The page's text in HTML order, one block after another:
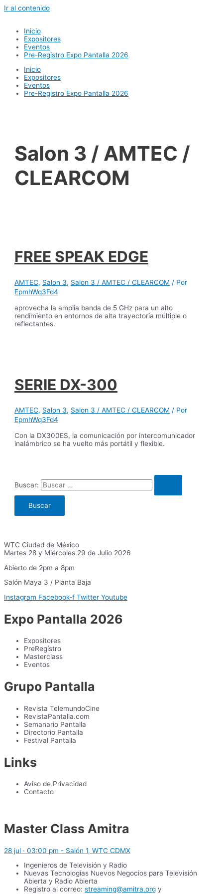
Ir al contenido
Inicio
Expositores
Eventos
Pre-Registro Expo Pantalla 2026
Inicio
Expositores
Eventos
Pre-Registro Expo Pantalla 2026
Salon 3 / AMTEC /
CLEARCOM
FREE SPEAK EDGE
AMTEC, Salon 3, Salon 3 / AMTEC / CLEARCOM / Por
EpmhWq3Fd4
aprovecha la amplia banda de 5 GHz para un alto
rendimiento en entornos de alta trayectoria múltiple o
reflectantes.
SERIE DX-300
AMTEC, Salon 3, Salon 3 / AMTEC / CLEARCOM / Por
EpmhWq3Fd4
Con la DX300ES, la comunicación por intercomunicador
inalámbrico se ha vuelto más portátil y flexible.
Buscar:
WTC Ciudad de México
Martes 28 y Miércoles 29 de Julio 2026
Abierto de 2pm a 8pm
Salón Maya 3 / Planta Baja
Instagram Facebook-f Twitter Youtube
Expo Pantalla 2026
Expositores
PreRegístro
Masterclass
Eventos
Grupo Pantalla
Revista TelemundoCine
RevistaPantalla.com
Semanario Pantalla
Directorio Pantalla
Festival Pantalla
Links
Aviso de Privacidad
Contacto
Master Class Amitra
28 jul · 03:00 pm - Salón 1, WTC CDMX
Ingenieros de Televisión y Radio
Nuevas Tecnologías Nuevos Negocios para Televisión
Abierta y Radio Abierta
Registro al correo: streaming@amitra.org y